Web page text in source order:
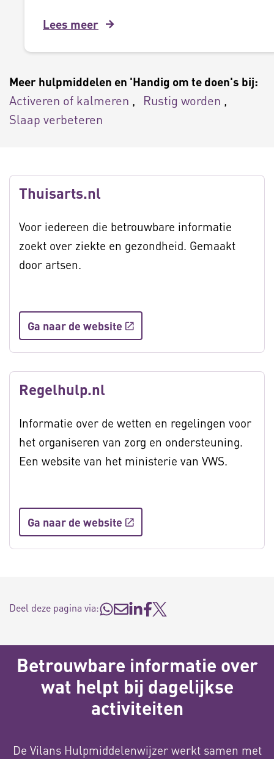
Lees meer
Meer hulpmiddelen en 'Handig om te doen's bij:
Activeren of kalmeren
Rustig worden
Slaap verbeteren
Thuisarts.nl
Voor iedereen die betrouwbare informatie
zoekt over ziekte en gezondheid. Gemaakt
door artsen.
Ga naar de website
Regelhulp.nl
Informatie over de wetten en regelingen voor
het organiseren van zorg en ondersteuning.
Een website van het ministerie van VWS.
Ga naar de website
Deel deze pagina via:
Betrouwbare informatie over
wat helpt bij dagelijkse
activiteiten
De Vilans Hulpmiddelenwijzer werkt samen met